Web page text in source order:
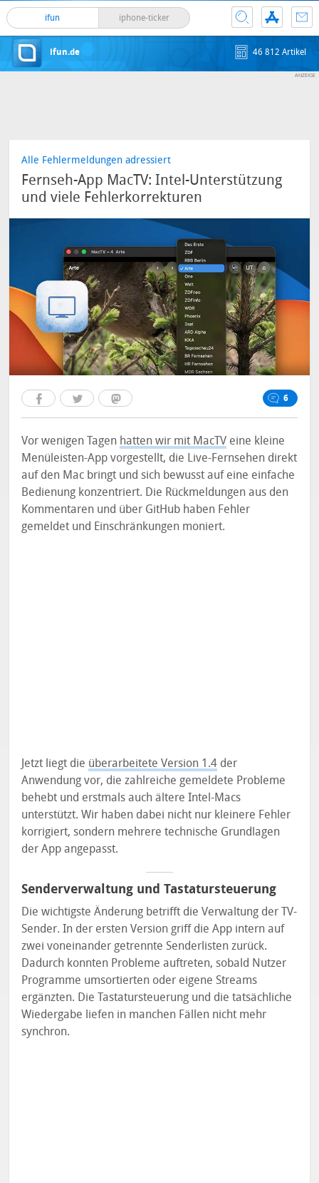
ifun iphone-ticker
ifun.de 46 812 Artikel
Alle Fehlermeldungen adressiert
Fernseh-App MacTV: Intel-Unterstützung
und viele Fehlerkorrekturen
6
Vor wenigen Tagen hatten wir mit MacTV eine kleine
Menüleisten-App vorgestellt, die Live-Fernsehen direkt
auf den Mac bringt und sich bewusst auf eine einfache
Bedienung konzentriert. Die Rückmeldungen aus den
Kommentaren und über GitHub haben Fehler
gemeldet und Einschränkungen moniert.
Jetzt liegt die überarbeitete Version 1.4 der
Anwendung vor, die zahlreiche gemeldete Probleme
behebt und erstmals auch ältere Intel-Macs
unterstützt. Wir haben dabei nicht nur kleinere Fehler
korrigiert, sondern mehrere technische Grundlagen
der App angepasst.
Senderverwaltung und Tastatursteuerung
Die wichtigste Änderung betrifft die Verwaltung der TV-
Sender. In der ersten Version griff die App intern auf
zwei voneinander getrennte Senderlisten zurück.
Dadurch konnten Probleme auftreten, sobald Nutzer
Programme umsortierten oder eigene Streams
ergänzten. Die Tastatursteuerung und die tatsächliche
Wiedergabe liefen in manchen Fällen nicht mehr
synchron.